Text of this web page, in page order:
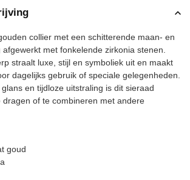
collier met een schitterende maan- en
met fonkelende zirkonia stenen.
straalt luxe, stijl en symboliek uit en maakt
dagelijks gebruik of speciale gelegenheden.
en tijdloze uitstraling is dit sieraad
dragen of te combineren met andere
goud